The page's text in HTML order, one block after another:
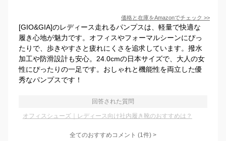
価格と在庫をAmazonでチェック >>
[GIO&GIA]のレディース走れるパンプスは、軽量で快適な
履き心地が魅力です。オフィスやフォーマルシーンにぴっ
たりで、歩きやすさと疲れにくさを追求しています。撥水
加工や防滑設計も安心。24.0cmの日本サイズで、大人の女
性にぴったりの一足です。おしゃれと機能性を両立した優
秀なパンプスです！
回答された質問
オフィスシューズ｜レディース向け社内履き靴のおすすめは？
全てのおすすめコメント (1件) >